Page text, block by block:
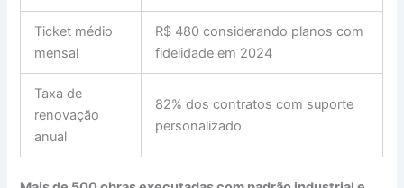
Ticket médio
mensal
R$ 480 considerando planos com
fidelidade em 2024
Taxa de
renovação
anual
82% dos contratos com suporte
personalizado